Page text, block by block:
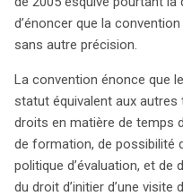
d’énoncer que la
sans autre précision.
La convention énonce que
statut équivalent aux
droits en matière de temps
de formation, de possibilité
politique d’évaluation, et
du droit d’initier d’une visite